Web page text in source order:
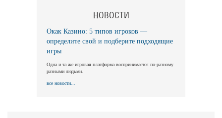
НОВОСТИ
Окак Казино: 5 типов игроков —
определите свой и подберите подходящие
игры
Одна и та же игровая платформа воспринимается по-разному
разными людьми.
все новости...